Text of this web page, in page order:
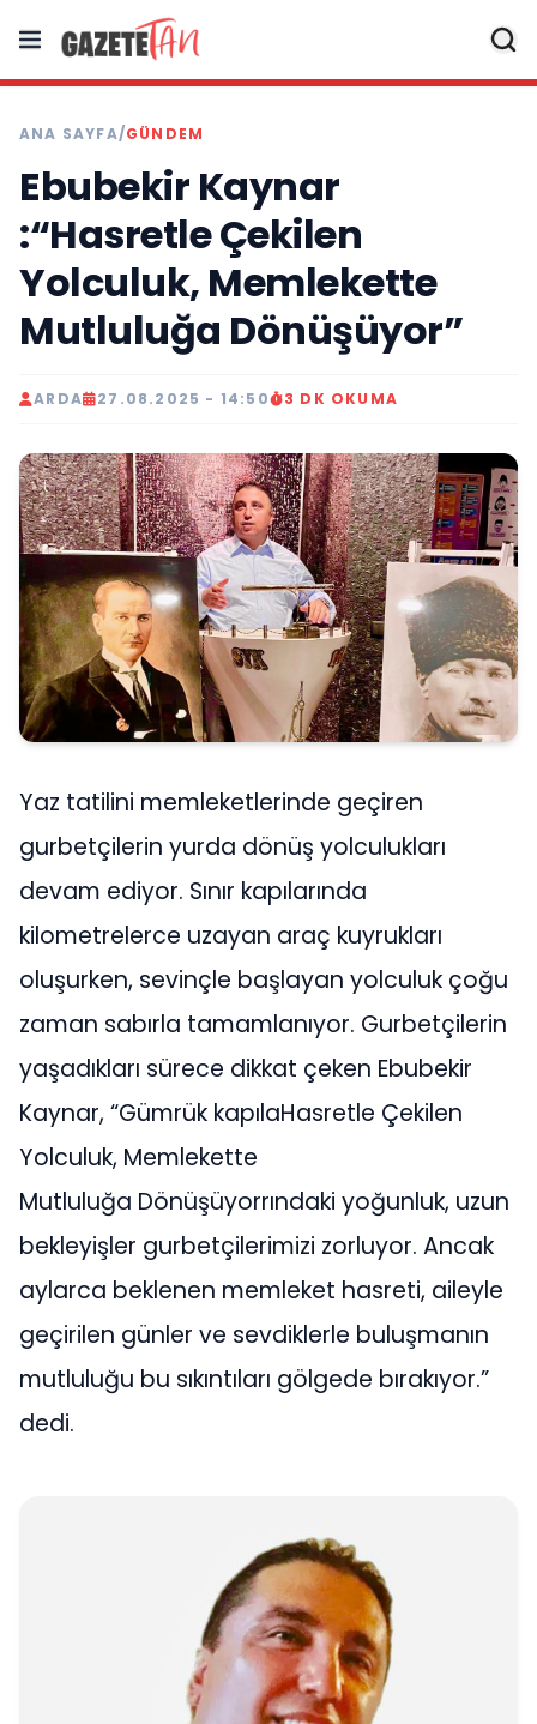
ANA SAYFA/GÜNDEM
Ebubekir Kaynar
:“Hasretle Çekilen
Yolculuk, Memlekette
Mutluluğa Dönüşüyor”
ARDA 27.08.2025 - 14:50 3 DK OKUMA
Yaz tatilini memleketlerinde geçiren
gurbetçilerin yurda dönüş yolculukları
devam ediyor. Sınır kapılarında
kilometrelerce uzayan araç kuyrukları
oluşurken, sevinçle başlayan yolculuk çoğu
zaman sabırla tamamlanıyor. Gurbetçilerin
yaşadıkları sürece dikkat çeken Ebubekir
Kaynar, “Gümrük kapılaHasretle Çekilen
Yolculuk, Memlekette
Mutluluğa Dönüşüyorrındaki yoğunluk, uzun
bekleyişler gurbetçilerimizi zorluyor. Ancak
aylarca beklenen memleket hasreti, aileyle
geçirilen günler ve sevdiklerle buluşmanın
mutluluğu bu sıkıntıları gölgede bırakıyor.”
dedi.